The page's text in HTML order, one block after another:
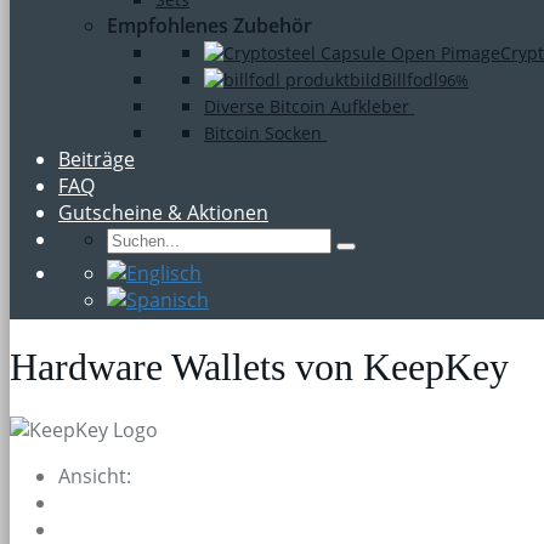
Empfohlenes Zubehör
Billfodl96%
Diverse Bitcoin Aufkleber
Bitcoin Socken
Beiträge
FAQ
Gutscheine & Aktionen
Hardware Wallets von KeepKey
Ansicht: